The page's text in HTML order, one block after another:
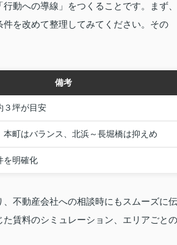
動への導線」をつくることです。まず、
を改めて整理してみてください。その
備考
３坪が目安
本町はバランス、北浜～長堀橋は抑えめ
を明確化
不動産会社への相談時にもスムーズに伝
賃料のシミュレーション、エリアごとの